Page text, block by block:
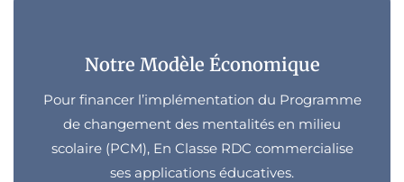
Notre Modèle Économique
Pour financer l’implémentation du Programme
de changement des mentalités en milieu
scolaire (PCM), En Classe RDC commercialise
ses applications éducatives.